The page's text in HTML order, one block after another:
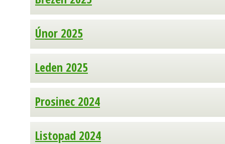
Únor 2025
Leden 2025
Prosinec 2024
Listopad 2024